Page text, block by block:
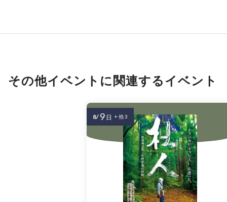
その他イベントに関連するイベント
8/ 9 日 + 他 3